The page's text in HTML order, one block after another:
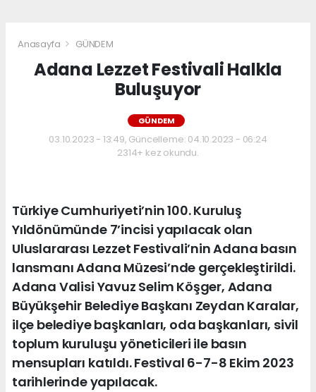
Anasayfa GÜNDEM
Adana Lezzet Festivali Halkla
Buluşuyor
GÜNDEM
03.10.2023 - 13:49, Güncelleme: 04.10.2023 - 06:24
2314+ kez okundu.
Türkiye Cumhuriyeti’nin 100. Kuruluş
Yıldönümünde 7’incisi yapılacak olan
Uluslararası Lezzet Festivali’nin Adana basın
lansmanı Adana Müzesi’nde gerçekleştirildi.
Adana Valisi Yavuz Selim Köşger, Adana
Büyükşehir Belediye Başkanı Zeydan Karalar,
ilçe belediye başkanları, oda başkanları, sivil
toplum kuruluşu yöneticileri ile basın
mensupları katıldı. Festival 6-7-8 Ekim 2023
tarihlerinde yapılacak.